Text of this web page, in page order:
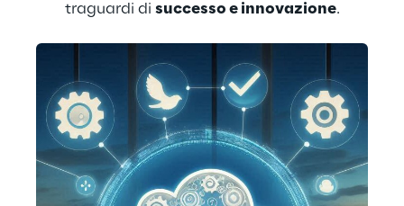
traguardi di successo e innovazione.